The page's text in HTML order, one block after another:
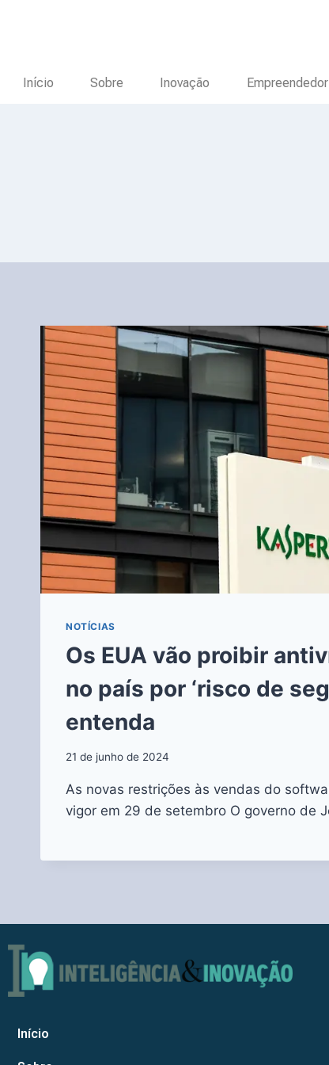
Início Sobre Inovação
NOTÍCIAS
Os EUA vão proibir
no país por ‘risco de
entenda
21 de junho de 2024
As novas restrições às vendas do
vigor em 29 de setembro O governo de
Início